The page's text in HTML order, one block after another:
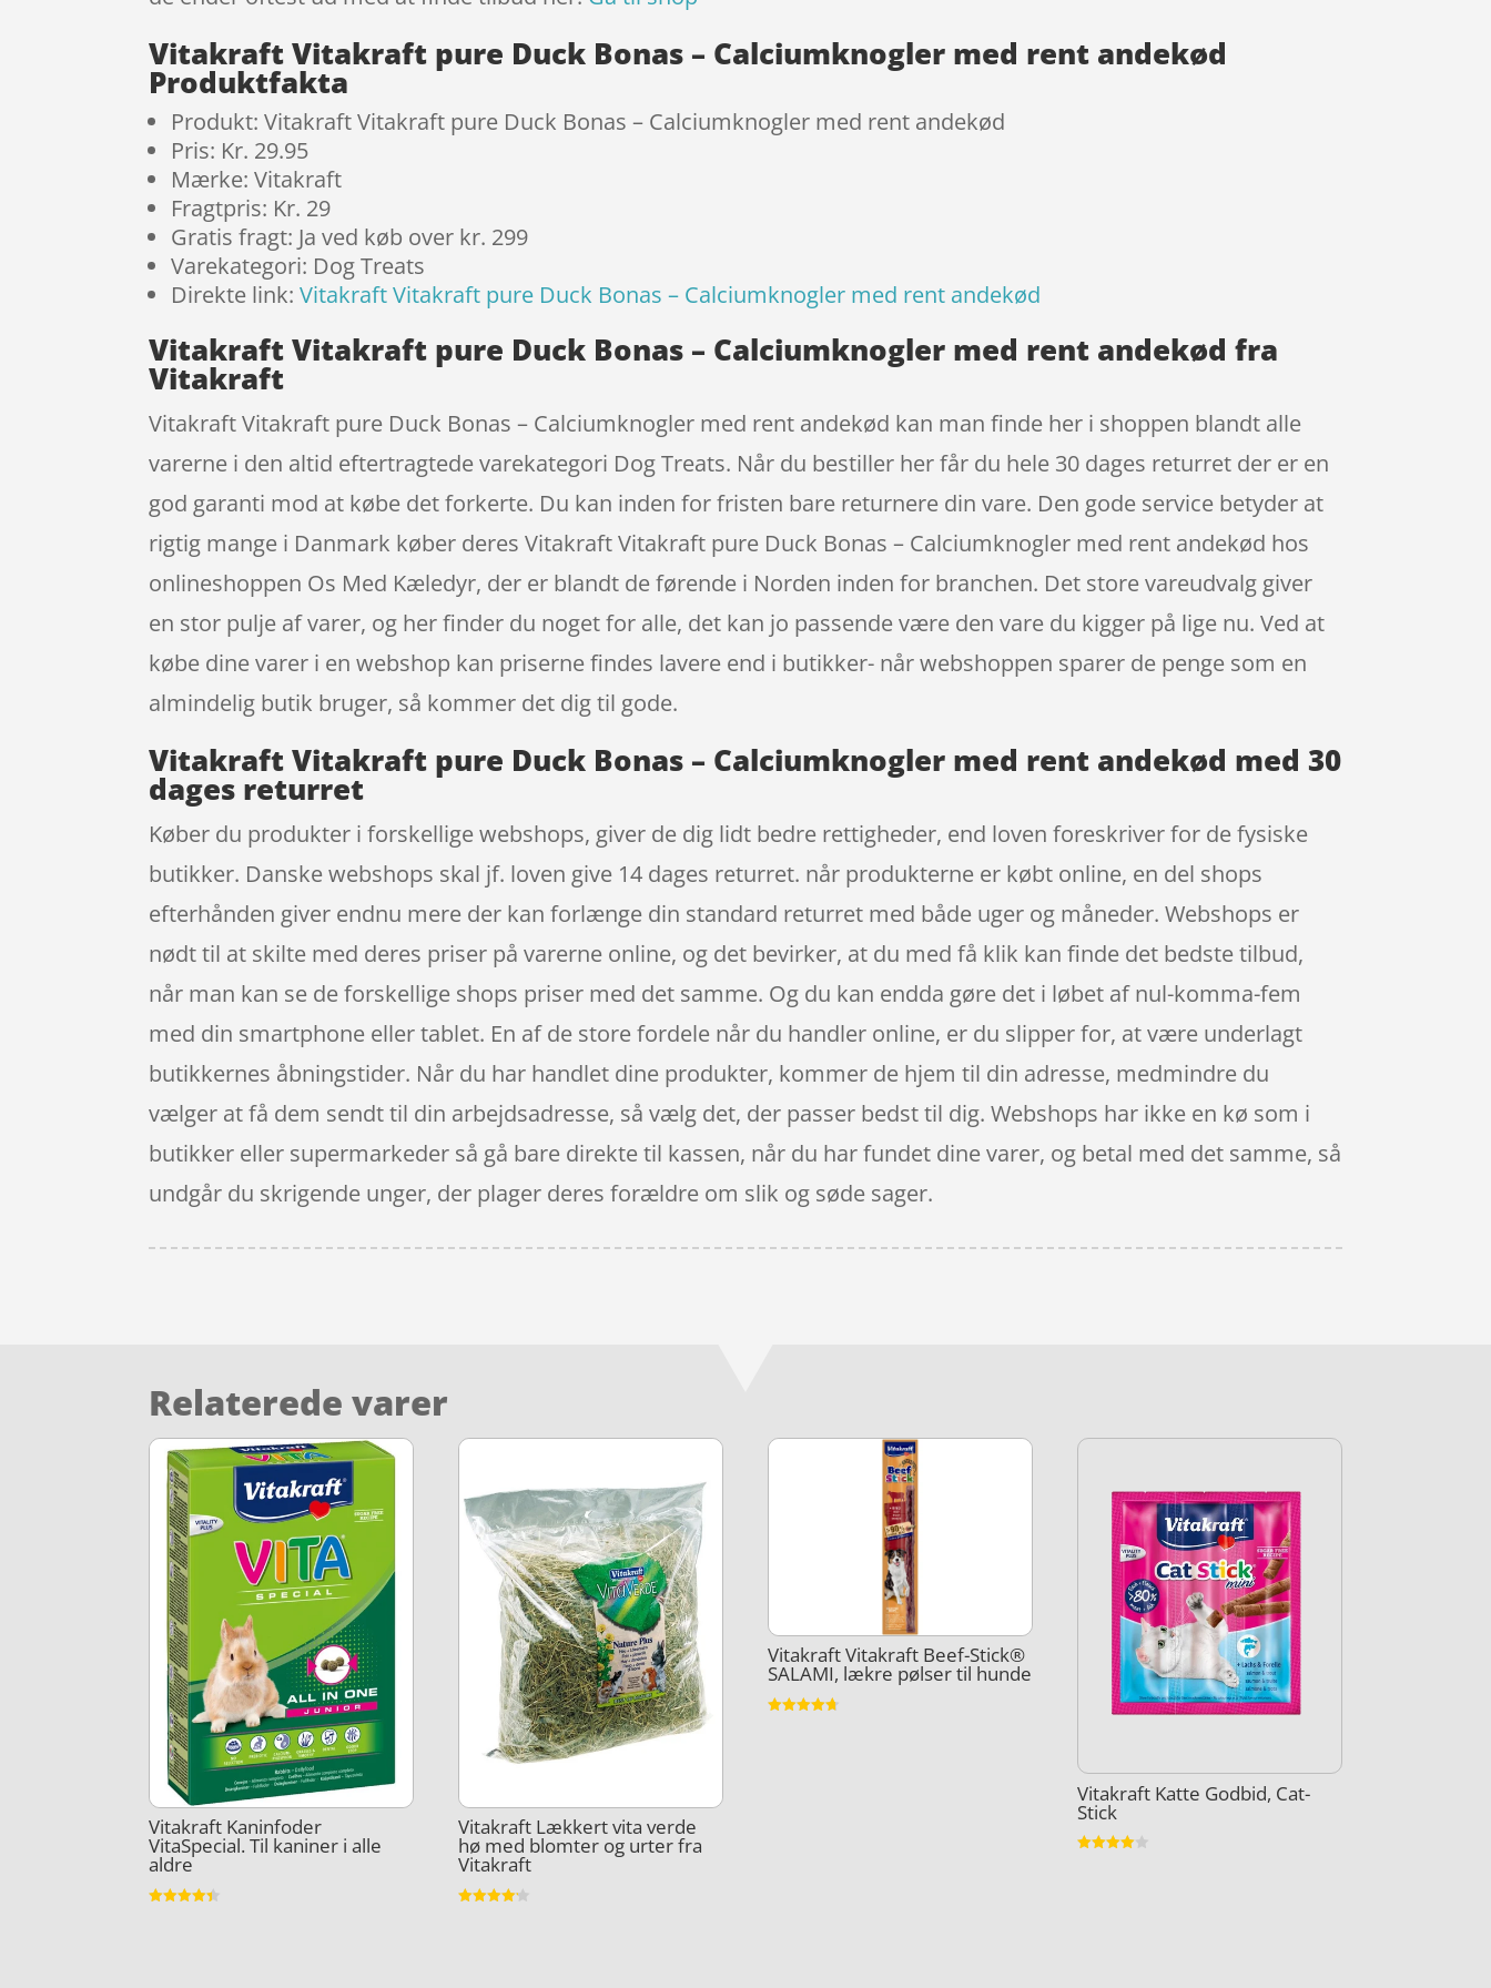
Vitakraft Vitakraft pure Duck Bonas – Calciumknogler med rent andekød
Produktfakta
Produkt: Vitakraft Vitakraft pure Duck Bonas – Calciumknogler med rent andekød
Pris: Kr. 29.95
Mærke: Vitakraft
Fragtpris: Kr. 29
Gratis fragt: Ja ved køb over kr. 299
Varekategori: Dog Treats
Direkte link:Vitakraft Vitakraft pure Duck Bonas – Calciumknogler med rent andekød
Vitakraft Vitakraft pure Duck Bonas – Calciumknogler med rent andekød fra
Vitakraft
Vitakraft Vitakraft pure Duck Bonas – Calciumknogler med rent andekød kan man finde her i shoppen blandt alle
varerne i den altid eftertragtede varekategori Dog Treats. Når du bestiller her får du hele 30 dages returret der er en
god garanti mod at købe det forkerte. Du kan inden for fristen bare returnere din vare. Den gode service betyder at
rigtig mange i Danmark køber deres Vitakraft Vitakraft pure Duck Bonas – Calciumknogler med rent andekød hos
onlineshoppen Os Med Kæledyr, der er blandt de førende i Norden inden for branchen. Det store vareudvalg giver
en stor pulje af varer, og her finder du noget for alle, det kan jo passende være den vare du kigger på lige nu. Ved at
købe dine varer i en webshop kan priserne findes lavere end i butikker- når webshoppen sparer de penge som en
almindelig butik bruger, så kommer det dig til gode.
Vitakraft Vitakraft pure Duck Bonas – Calciumknogler med rent andekød med 30
dages returret
Køber du produkter i forskellige webshops, giver de dig lidt bedre rettigheder, end loven foreskriver for de fysiske
butikker. Danske webshops skal jf. loven give 14 dages returret. når produkterne er købt online, en del shops
efterhånden giver endnu mere der kan forlænge din standard returret med både uger og måneder. Webshops er
nødt til at skilte med deres priser på varerne online, og det bevirker, at du med få klik kan finde det bedste tilbud,
når man kan se de forskellige shops priser med det samme. Og du kan endda gøre det i løbet af nul-komma-fem
med din smartphone eller tablet. En af de store fordele når du handler online, er du slipper for, at være underlagt
butikkernes åbningstider. Når du har handlet dine produkter, kommer de hjem til din adresse, medmindre du
vælger at få dem sendt til din arbejdsadresse, så vælg det, der passer bedst til dig. Webshops har ikke en kø som i
butikker eller supermarkeder så gå bare direkte til kassen, når du har fundet dine varer, og betal med det samme, så
undgår du skrigende unger, der plager deres forældre om slik og søde sager.
Relaterede varer
Vitakraft Kaninfoder
VitaSpecial. Til kaniner i alle
aldre
Vitakraft Lækkert vita verde
hø med blomter og urter fra
Vitakraft
Vitakraft Vitakraft Beef-Stick®
SALAMI, lækre pølser til hunde
Vitakraft Katte Godbid, Cat-
Stick